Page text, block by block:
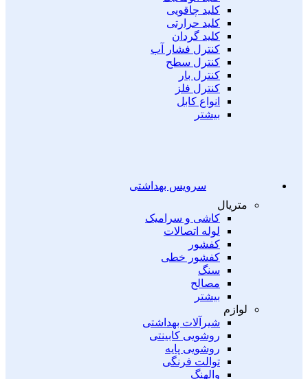
کلید چاقویی
کلید حرارتی
کلید گردان
کنترل فشار آب
کنترل سطح
کنترل بار
کنترل فلز
انواع کابل
بیشتر
سرویس بهداشتی
متریال
کاشی و سرامیک
لوله اتصالات
کفشور
کفشور خطی
سنگ
مصالح
بیشتر
لوازم
شیرآلات بهداشتی
روشویی کابینتی
روشویی پایه
توالت فرنگی
والهنگ